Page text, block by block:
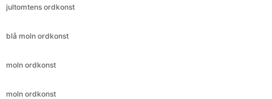
jultomtens ordkonst
blå moln ordkonst
moln ordkonst
moln ordkonst